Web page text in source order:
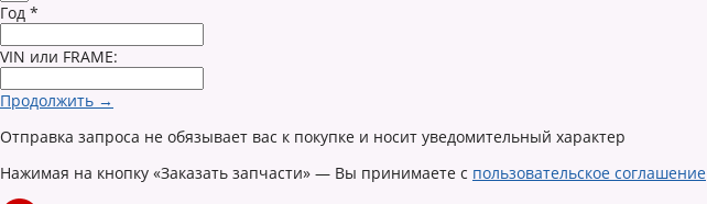
Год *
VIN или FRAME:
Продолжить →
Отправка запроса не обязывает вас к покупке и носит уведомительный характер
Нажимая на кнопку «Заказать запчасти» — Вы принимаете с пользовательское соглашение